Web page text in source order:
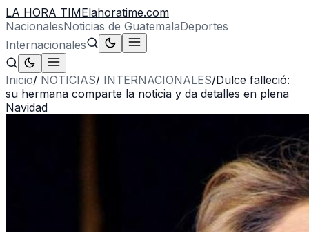
LA HORA TIMElahoratime.com
NacionalesNoticias de GuatemalaDeportes
Internacionales
Inicio/ NOTICIAS/ INTERNACIONALES/Dulce falleció:
su hermana comparte la noticia y da detalles en plena
Navidad